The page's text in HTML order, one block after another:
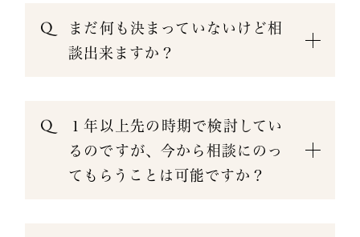
まだ何も決まっていないけど相
談出来ますか？
１年以上先の時期で検討してい
るのですが、今から相談にのっ
てもらうことは可能ですか？